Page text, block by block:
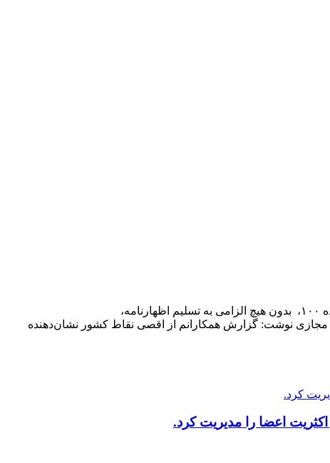
رییس سازمان امور مالیاتی کل کشور اعلام کرد: تا به امروز بیش از ۸۰ درصد صاحبان مشاغل و اصناف، از طریق تکمیل فرم تبصره ماده ۱۰۰، بدون هیچ الزامی به تسلیم اظهارنامه،
مجازی نوشت: گزارش همکارانم از اقصی نقاط کشور نشان‌دهنده
اعضا را مدیریت کرد.